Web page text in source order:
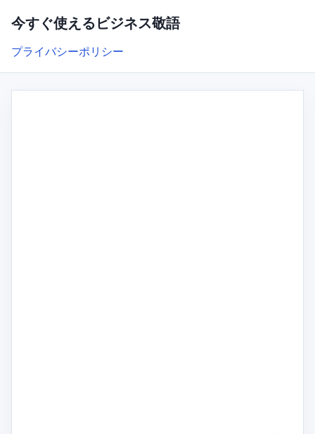
今すぐ使えるビジネス敬語
プライバシーポリシー